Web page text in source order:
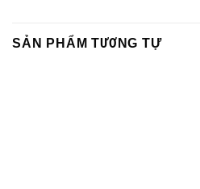
SẢN PHẨM TƯƠNG TỰ